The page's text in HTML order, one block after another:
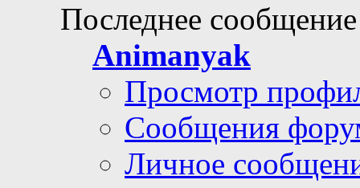
Последнее
Animanyak
Просмотр
Сообщения
Личное